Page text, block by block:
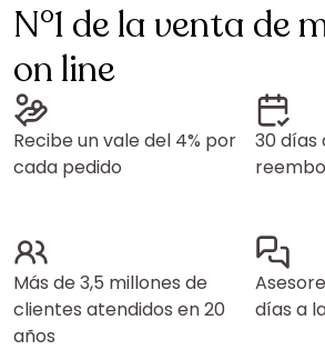
N°1 de la venta de
on line
Recibe un vale del 4% por
cada pedido
30 días
Más de 3,5 millones de
clientes atendidos en 20
años
días a